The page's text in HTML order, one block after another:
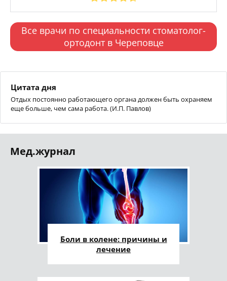
Все врачи по специальности стоматолог-
ортодонт в Череповце
Цитата дня
Отдых постоянно работающего органа должен быть охраняем
еще больше, чем сама работа. (И.П. Павлов)
Мед.журнал
Боли в колене: причины и
лечение